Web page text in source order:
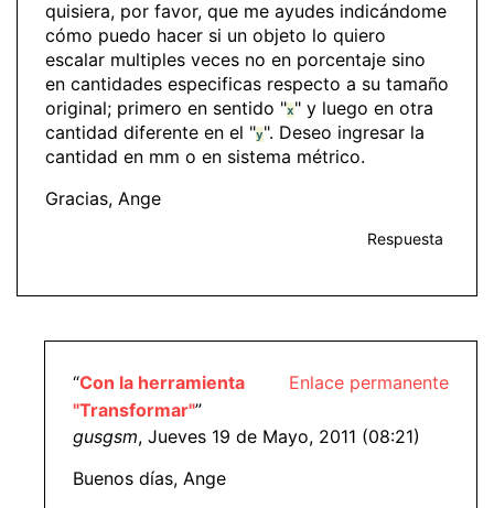
quisiera, por favor, que me ayudes indicándome
cómo puedo hacer si un objeto lo quiero
escalar multiples veces no en porcentaje sino
en cantidades especificas respecto a su tamaño
original; primero en sentido "x" y luego en otra
cantidad diferente en el "y". Deseo ingresar la
cantidad en mm o en sistema métrico.
Gracias, Ange
Respuesta
Enlace permanente
“Con la herramienta
"Transformar"”
gusgsm, Jueves 19 de Mayo, 2011 (08:21)
Buenos días, Ange